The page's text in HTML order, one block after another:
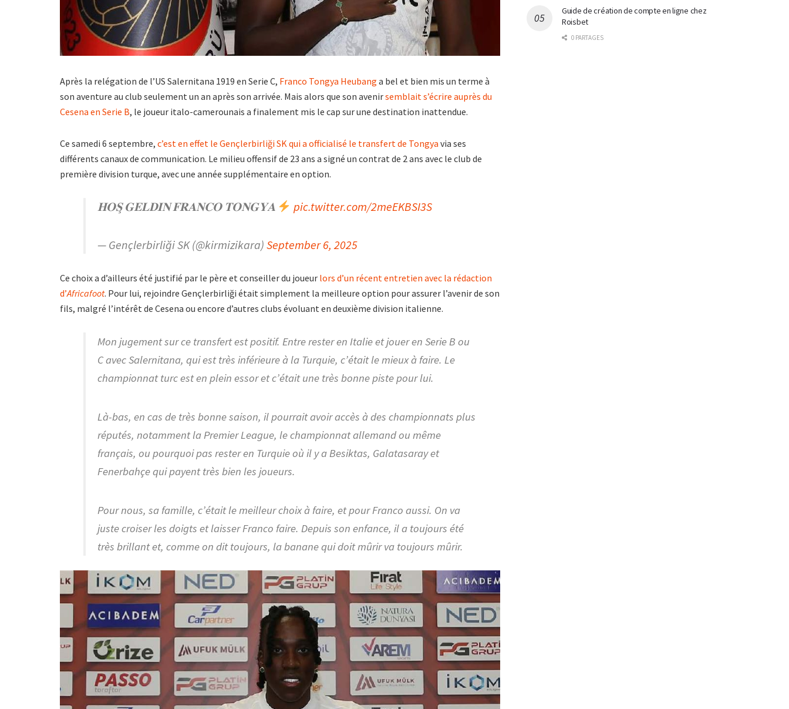
Après la relégation de l’US Salernitana 1919 en Serie C, Franco Tongya Heubang a bel et bien mis un terme à
son aventure au club seulement un an après son arrivée. Mais alors que son avenirsemblait s’écrire auprès du
Cesena en Serie B, le joueur italo-camerounais a finalement mis le cap sur une destination inattendue.
Ce samedi 6 septembre, c’est en effet le Gençlerbirliği SK qui a officialisé le transfert de Tongya via ses
différents canaux de communication. Le milieu offensif de 23 ans a signé un contrat de 2 ans avec le club de
première division turque, avec une année supplémentaire en option.
𝐇𝐎𝐒̧ 𝐆𝐄𝐋𝐃𝐈̇𝐍 𝐅𝐑𝐀𝐍𝐂𝐎 𝐓𝐎𝐍𝐆𝐘𝐀 pic.twitter.com/2meEKBSI3S
— Gençlerbirliği SK (@kirmizikara) September 6, 2025
Ce choix a d’ailleurs été justifié par le père et conseiller du joueur lors d’un récent entretien avec la rédaction
d’Africafoot. Pour lui, rejoindre Gençlerbirliği était simplement la meilleure option pour assurer l’avenir de son
fils, malgré l’intérêt de Cesena ou encore d’autres clubs évoluant en deuxième division italienne.
Mon jugement sur ce transfert est positif. Entre rester en Italie et jouer en Serie B ou
C avec Salernitana, qui est très inférieure à la Turquie, c’était le mieux à faire. Le
championnat turc est en plein essor et c’était une très bonne piste pour lui.
Là-bas, en cas de très bonne saison, il pourrait avoir accès à des championnats plus
réputés, notamment la Premier League, le championnat allemand ou même
français, ou pourquoi pas rester en Turquie où il y a Besiktas, Galatasaray et
Fenerbahçe qui payent très bien les joueurs.
Pour nous, sa famille, c’était le meilleur choix à faire, et pour Franco aussi. On va
juste croiser les doigts et laisser Franco faire. Depuis son enfance, il a toujours été
très brillant et, comme on dit toujours, la banane qui doit mûrir va toujours mûrir.
Guide de création de compte en ligne chez
Roisbet
0 PARTAGES